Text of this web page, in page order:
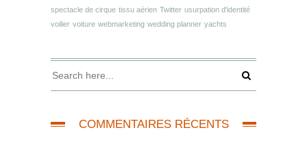
spectacle de cirque tissu aérien Twitter usurpation d'identité
voilier voiture webmarketing wedding planner yachts
COMMENTAIRES RÉCENTS